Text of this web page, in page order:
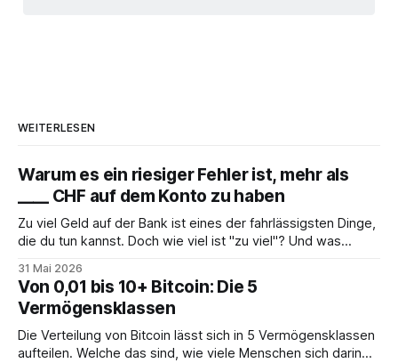
WEITERLESEN
Warum es ein riesiger Fehler ist, mehr als
____ CHF auf dem Konto zu haben
Zu viel Geld auf der Bank ist eines der fahrlässigsten Dinge,
die du tun kannst. Doch wie viel ist "zu viel"? Und was
31 Mai 2026
Von 0,01 bis 10+ Bitcoin: Die 5
Vermögensklassen
Die Verteilung von Bitcoin lässt sich in 5 Vermögensklassen
aufteilen. Welche das sind, wie viele Menschen sich darin